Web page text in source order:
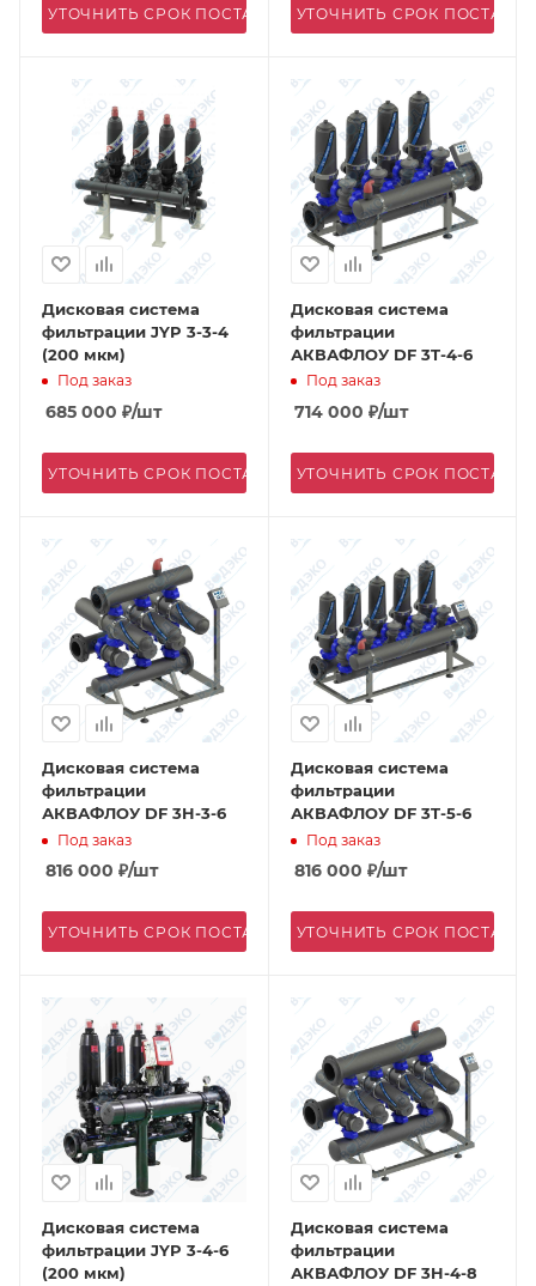
УТОЧНИТЬ СРОК ПОСТАВКИ УТОЧНИТЬ СРОК
Дисковая система
фильтрации JYP 3-3-4
(200 мкм)
Под заказ
685 000 ₽/шт
УТОЧНИТЬ СРОК ПОСТАВКИ
Дисковая система
фильтрации
АКВАФЛОУ DF 3T-4-6
Под заказ
714 000 ₽/шт
УТОЧНИТЬ СРОК
Дисковая система
фильтрации
АКВАФЛОУ DF 3H-3-6
Под заказ
816 000 ₽/шт
УТОЧНИТЬ СРОК ПОСТАВКИ
Дисковая система
фильтрации
АКВАФЛОУ DF 3T-5-6
Под заказ
816 000 ₽/шт
УТОЧНИТЬ СРОК
Дисковая система
фильтрации JYP 3-4-6
(200 мкм)
Дисковая система
фильтрации
АКВАФЛОУ DF 3H-4-8